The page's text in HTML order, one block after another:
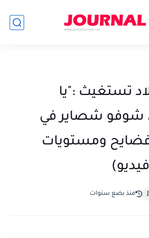
تستغيث :"يا
شوفو شصاير في
ومستويات
منذ بضع سنوات